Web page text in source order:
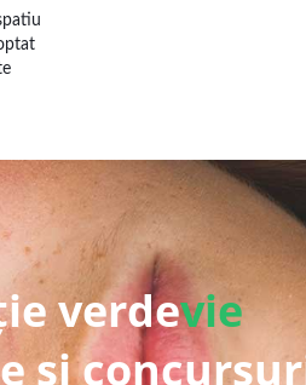
verdevie
și